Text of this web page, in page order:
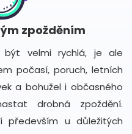
zpožděním
být velmi rychlá, je ale
počasí, poruch, letních
a bohužel i občasného
drobná zpoždění.
u důležitých